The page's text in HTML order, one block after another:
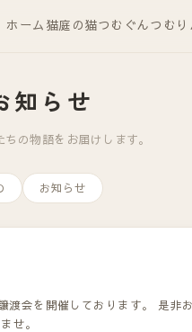
ホーム 猫庭の猫つむぐんつむり
知らせ
の物語をお届けします。
お知らせ
渡会を開催しております。 是非
せ。